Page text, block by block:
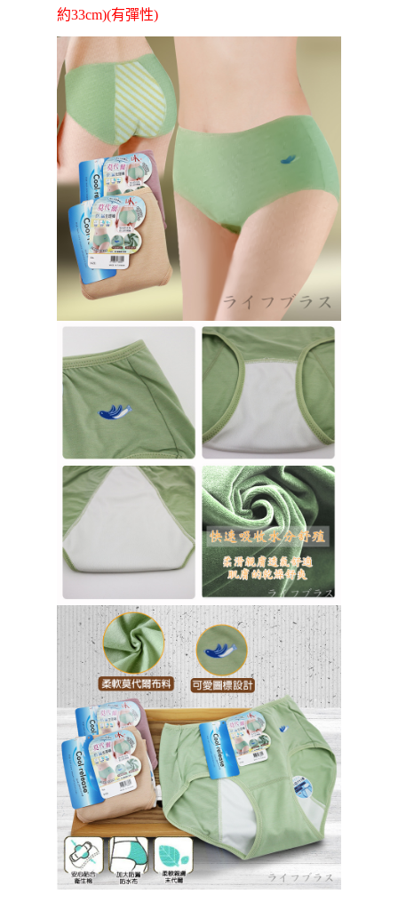
時審查核予不同之上限額度；若仍有額度不足之情形，本公司將視審查結果
請求用戶進行身份認證。
５．嚴禁一人註冊多個帳號或使用他人資訊註冊。若發現惡意使用之情形，
恩沛科技股份有限公司將有權停止該用戶之使用額度並採取法律行動。
本島宅配1~2天後到
每筆NT$80，滿NT$490(含以上)免運費
外島宅配
每筆NT$150，滿NT$3,000(含以上)免運費
貨到付款
每筆NT$150，滿NT$3,000(含以上)免運費
約33cm)(有彈性)